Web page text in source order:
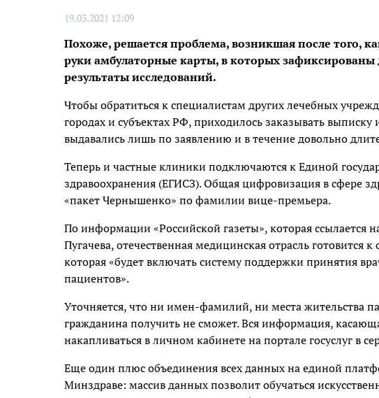
19.03.2021 12:09
Похоже, решается проблема, возникшая после того,
руки амбулаторные карты, в которых зафиксированы
результаты исследований.
Чтобы обратиться к специалистам других лечебных
городах и субъектах РФ, приходилось заказывать
выдавались лишь по заявлению и в течение довольно
Теперь и частные клиники подключаются к Единой
здравоохранения (ЕГИСЗ). Общая цифровизация в сфере
«пакет Чернышенко» по фамилии вице-премьера.
По информации «Российской газеты», которая ссылается
Пугачева, отечественная медицинская отрасль
которая «будет включать систему поддержки принятия
пациентов».
Уточняется, что ни имен-фамилий, ни места жительства
гражданина получить не сможет. Вся информация,
накапливаться в личном кабинете на портале госуслуг в
Еще один плюс объединения всех данных на единой
Минздраве: массив данных позволит обучаться